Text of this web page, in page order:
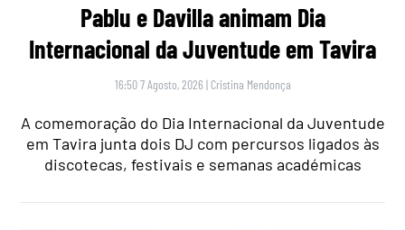
Pablu e Davilla animam Dia
Internacional da Juventude em Tavira
16:50 7 Agosto, 2026 | Cristina Mendonça
A comemoração do Dia Internacional da Juventude
em Tavira junta dois DJ com percursos ligados às
discotecas, festivais e semanas académicas